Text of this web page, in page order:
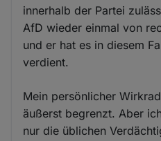
innerhalb der Partei
AfD wieder einmal von
und er hat es in diesem
verdient.
Mein persönlicher
äußerst begrenzt. Aber
nur die üblichen